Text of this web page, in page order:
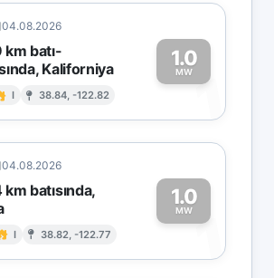
04.08.2026
batı-
Kaliforniya
I 38.84, -122.82
1.0
MW1
04.08.2026
batısında,
I 38.82, -122.77
1.0
MW1